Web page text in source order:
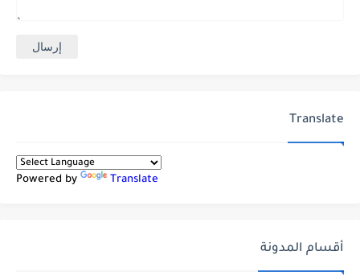
Translate
Powered by Translate
أقسام المدونة